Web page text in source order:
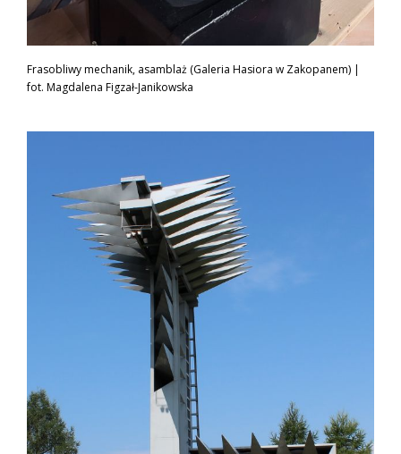
Frasobliwy mechanik, asamblaż (Galeria Hasiora w Zakopanem) |
fot. Magdalena Figzał-Janikowska